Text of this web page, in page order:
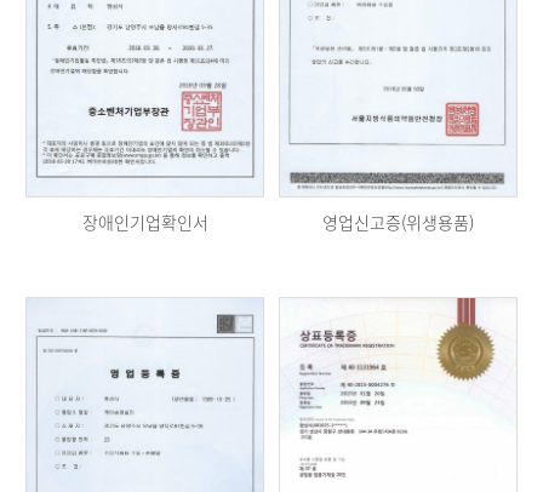
장애인기업확인서 영업신고증(위생용품)